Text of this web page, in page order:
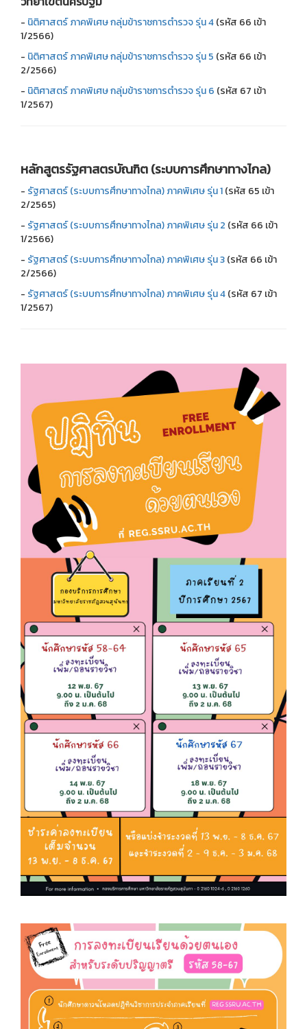
- นิติศาสตร์ ภาคพิเศษ กลุ่มข้าราชการตำรวจ รุ่น 4(รหัส 66 เข้า
1/2566)
- นิติศาสตร์ ภาคพิเศษ กลุ่มข้าราชการตำรวจ รุ่น 5 (รหัส 66 เข้า
2/2566)
- นิติศาสตร์ ภาคพิเศษ กลุ่มข้าราชการตำรวจ รุ่น 6 (รหัส 67 เข้า
1/2567)
หลักสูตรรัฐศาสตรบัณฑิต (ระบบการศึกษาทางไกล)
- รัฐศาสตร์ (ระบบการศึกษาทางไกล) ภาคพิเศษ รุ่น 1(รหัส 65 เข้า
2/2565)
- รัฐศาสตร์ (ระบบการศึกษาทางไกล) ภาคพิเศษ รุ่น 2 (รหัส 66 เข้า
1/2566)
- รัฐศาสตร์ (ระบบการศึกษาทางไกล) ภาคพิเศษ รุ่น 3(รหัส 66 เข้า
2/2566)
- รัฐศาสตร์ (ระบบการศึกษาทางไกล) ภาคพิเศษ รุ่น 4(รหัส 67 เข้า
1/2567)